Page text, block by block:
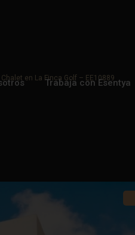
Trabaja con Esentya
Chalet en La Finca Golf – EE10889